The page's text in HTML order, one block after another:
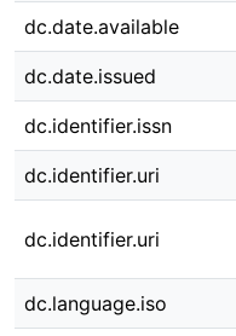
dc.date.available
dc.date.issued
dc.identifier.issn
dc.identifier.uri
dc.identifier.uri
dc.language.iso